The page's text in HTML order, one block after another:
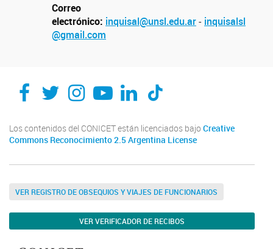
Correo
electrónico: inquisal@unsl.edu.ar- inquisalsl
@gmail.com
Los contenidos del CONICET están licenciados bajo Creative
Commons Reconocimiento 2.5 Argentina License
VER REGISTRO DE OBSEQUIOS Y VIAJES DE FUNCIONARIOS
VER VERIFICADOR DE RECIBOS